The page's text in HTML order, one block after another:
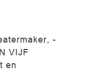
-
VIJF
en